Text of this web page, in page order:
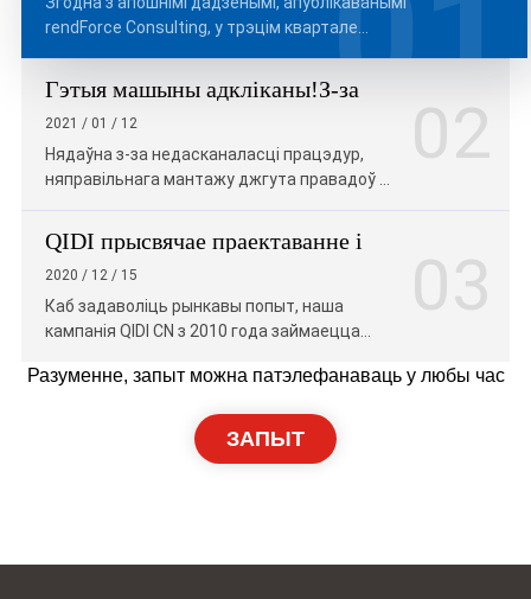
дасягнулі 3,455 мільёна адзінак
rendForce Consulting, у трэцім квартале
Гэтыя машыны адкліканы!З-за
недасканалых працэдур,
няправільнай ўстаноўкі жгута
правадоў,...
2021 / 01 / 12
Нядаўна з-за недасканаласці працэдур,
няправільнага мантажу джгута правадоў і
02
QIDI прысвячае праектаванне і
вытворчасць аўдыё-відэа джгутоў
на працягу 10 гадоў
2020 / 12 / 15
Каб задаволіць рынкавы попыт, наша
кампанія QIDI CN з 2010 года займаецца
джгутоў для: ●Аўдыё-відэазапісу...
03
Разуменне, запыт можна патэлефанаваць у любы час
ЗАПЫТ